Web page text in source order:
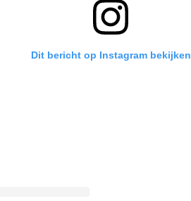
Dit bericht op Instagram bekijken